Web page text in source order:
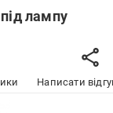
лампу
Написати